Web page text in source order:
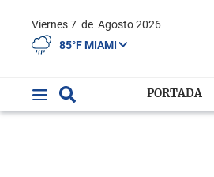
Viernes 7 de Agosto 2026
85°F MIAMI
PORTADA